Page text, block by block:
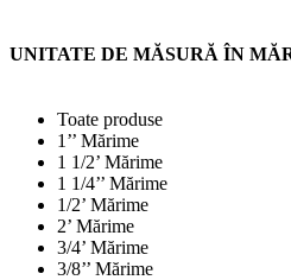
UNITATE DE MĂSURĂ ÎN
Toate produse
1’’ Mărime
1 1/2’ Mărime
1 1/4’’ Mărime
1/2’ Mărime
2’ Mărime
3/4’ Mărime
3/8’’ Mărime